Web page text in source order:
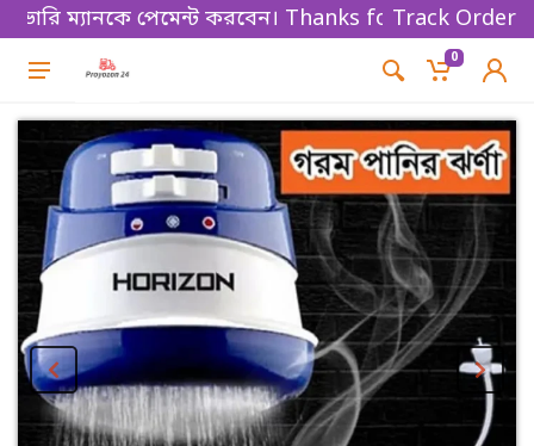
ম্যানকে পেমেন্ট করবেন। Thanks for shopping!Track Order
0